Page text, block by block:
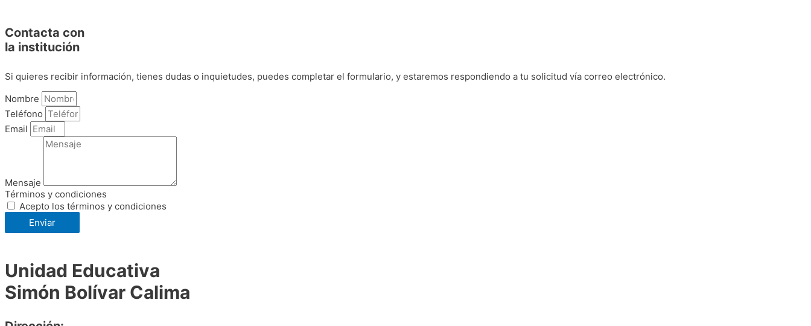
Contacta con
la institución
Si quieres recibir información, tienes dudas o inquietudes, puedes completar el formulario, y estaremos respondiendo a tu solicitud vía correo electrónico.
Nombre
Teléfono
Email
Mensaje
Términos y condiciones
Acepto los términos y condiciones
Enviar
Unidad Educativa
Simón Bolívar Calima